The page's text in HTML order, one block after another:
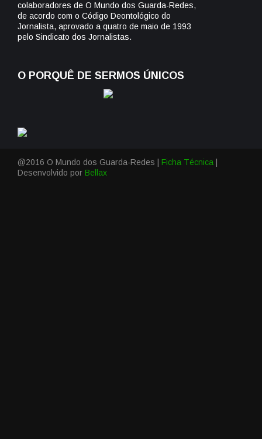
colaboradores de O Mundo dos Guarda-Redes,
de acordo com o Código Deontológico do
Jornalista, aprovado a quatro de maio de 1993
pelo Sindicato dos Jornalistas.
O PORQUÊ DE SERMOS ÚNICOS
@2016 O Mundo dos Guarda-Redes | Ficha Técnica
Desenvolvido por Bellax